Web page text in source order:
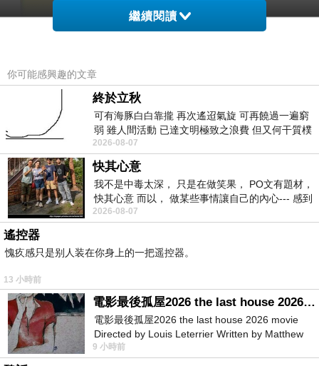
繼續閱讀
你可能感興趣的文章
終於立秋
可有海豚白白靠攏 再次遙迢氣旋 可再饒過一遍窮
弱 雖人間活動 已達文明極致之浪費 但又何干質樸
者 只能白白陪葬
2026-08-07
快其心意
我不是中毒太深， 只是在做笑果， PO文有題材，
快其心意 而以， 做某些事情讓自己的內心--- 感到
愉快。
2026-08-07
遙控器
愧疚感只是别人装在你身上的一把遥控器。
13 小時前
電影最後孤屋2026 the last house 2026 movie
電影最後孤屋2026 the last house 2026 movie
Directed by Louis Leterrier Written by Matthew
Robinson Starring Greta Lee Wa
9 小時前